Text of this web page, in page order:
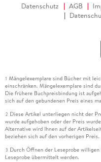
Datenschutz AGB
1 Mängelexemplare sind Bücher mit
einschränken. Mängelexemplare sind
Die frühere Buchpreisbindung ist
sich auf den gebundenen Preis eines
2 Diese Artikel unterliegen nicht der
wurde aufgehoben oder der Preis
Alternative wird Ihnen auf der
beziehen sich auf den vorherigen Preis.
3 Durch Öffnen der Leseprobe
Leseprobe übermittelt werden.